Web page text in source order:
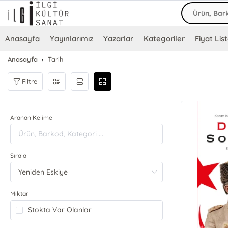
Anasayfa Yayınlarımız Yazarlar Kategoriler Fiyat
Anasayfa Tarih
Filtre
Aranan Kelime
Sırala
Miktar
Stokta Var Olanlar